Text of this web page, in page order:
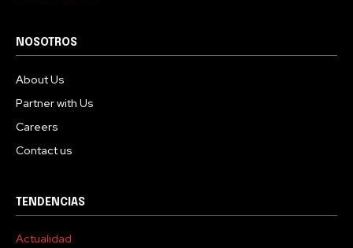
NOSOTROS
About Us
Partner with Us
Careers
Contact us
TENDENCIAS
Actualidad